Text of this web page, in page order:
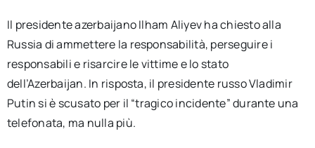
Il presidente azerbaijano Ilham Aliyev ha chiesto alla
Russia di ammettere la responsabilità, perseguire i
responsabili e risarcire le vittime e lo stato
dell’Azerbaijan. In risposta, il presidente russo Vladimir
Putin si è scusato per il “tragico incidente” durante una
telefonata, ma nulla più.